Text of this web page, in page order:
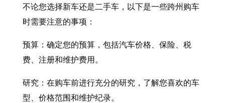
不论您选择新车还是二手车，以下是一些跨州购车
时需要注意的事项：
预算：确定您的预算，包括汽车价格、保险、税
费、注册和维护费用。
研究：在购车前进行充分的研究，了解您喜欢的车
型、价格范围和维护纪录。